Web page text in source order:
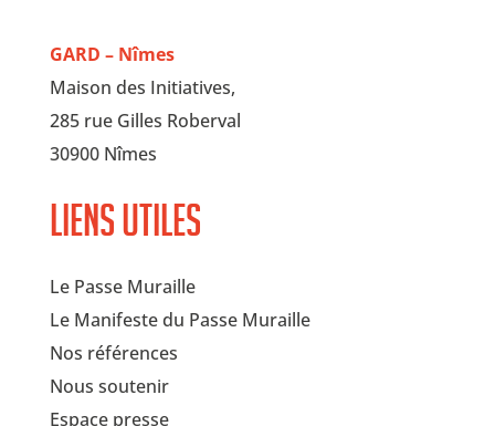
GARD – Nîmes
Maison des Initiatives,
285 rue Gilles Roberval
30900 Nîmes
Liens utiles
Le Passe Muraille
Le Manifeste du Passe Muraille
Nos références
Nous soutenir
Espace presse